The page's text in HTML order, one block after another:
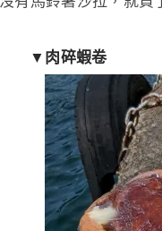
▼肉碎蝦卷